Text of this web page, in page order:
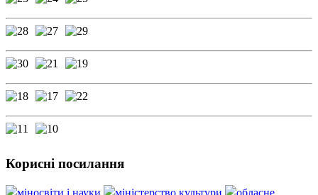
Корисні посилання
міносвіти і науки міністерство культури обласне